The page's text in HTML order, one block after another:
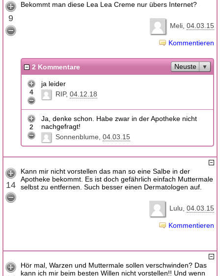
9
Bekommt man diese Lea Lea Creme nur übers Internet?
Meli 04.03.15
Kommentieren
2 Kommentare Neuste
4
ja leider
RIP 04.12.18
2
Ja, denke schon. Habe zwar in der Apotheke nicht
nachgefragt!
Sonnenblume 04.03.15
14
Kann mir nicht vorstellen das man so eine Salbe in der
Apotheke bekommt. Es ist doch gefährlich einfach Muttermale
selbst zu entfernen. Such besser einen Dermatologen auf.
Lulu 04.03.15
Kommentieren
Hör mal, Warzen und Muttermale sollen verschwinden? Das
kann ich mir beim besten Willen nicht vorstellen!! Und wenn